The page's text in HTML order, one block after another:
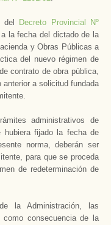
del
Decreto Provincial Nº
la fecha del dictado de la
y Obras Públicas a
del nuevo régimen de
contrato de obra pública,
a solicitud fundada
administrativos de
hubiera fijado la fecha de
norma, deberán ser
para que se proceda
de redeterminación de
la Administración, las
como consecuencia de la